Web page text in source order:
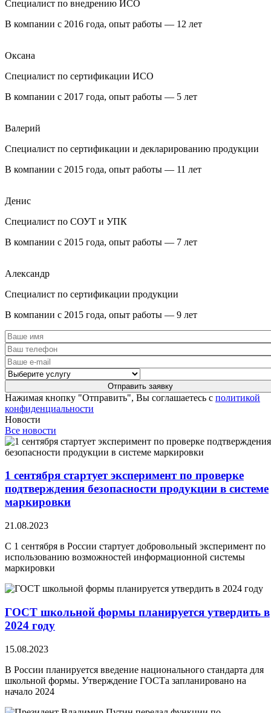
Специалист по внедрению ИСО
В компании с 2016 года, опыт работы — 12 лет
Оксана
Специалист по сертификации ИСО
В компании с 2017 года, опыт работы — 5 лет
Валерий
Специалист по сертификации и декларированию продукции
В компании с 2015 года, опыт работы — 11 лет
Денис
Специалист по СОУТ и УПК
В компании с 2015 года, опыт работы — 7 лет
Александр
Специалист по сертификации продукции
В компании с 2015 года, опыт работы — 9 лет
Нажимая кнопку "Отправить", Вы соглашаетесь с политикой
конфиденциальности
Новости
Все новости
1 сентября стартует эксперимент по проверке
подтверждения безопасности продукции в системе
маркировки
21.08.2023
С 1 сентября в России стартует добровольный эксперимент по
использованию возможностей информационной системы
маркировки
ГОСТ школьной формы планируется утвердить в
2024 году
15.08.2023
В России планируется введение национального стандарта для
школьной формы. Утверждение ГОСТа запланировано на
начало 2024